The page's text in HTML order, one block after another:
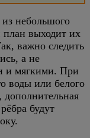
небольшого
план выходит их
важно следить
а не
и мягкими. При
воды или белого
дополнительная
будут